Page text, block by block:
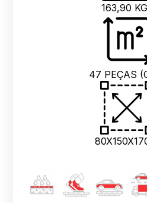
163,90
47 PEÇAS